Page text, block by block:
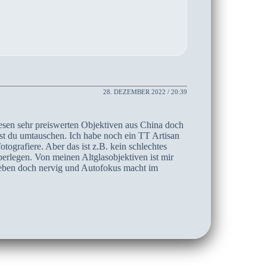
28. DEZEMBER 2022 / 20:39
sehr preiswerten Objektiven aus China doch
du umtauschen. Ich habe noch ein TT Artisan
Aber das ist z.B. kein schlechtes
Von meinen Altglasobjektiven ist mir
doch nervig und Autofokus macht im